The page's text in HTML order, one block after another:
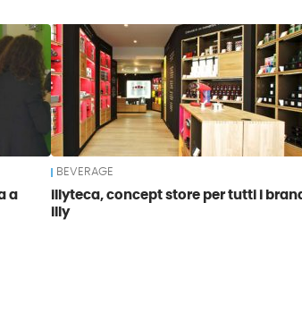
a
BEVERAGE
illyteca, concept store per tutti i
illy